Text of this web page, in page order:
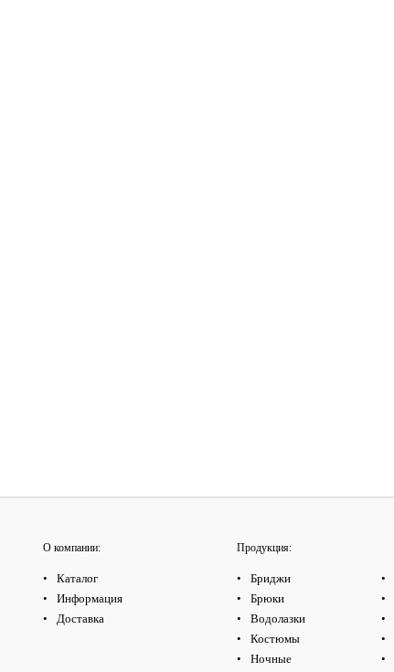
О компании:
Каталог
Информация
Доставка
Продукция:
Бриджи
Брюки
Водолазки
Костюмы
Ночные